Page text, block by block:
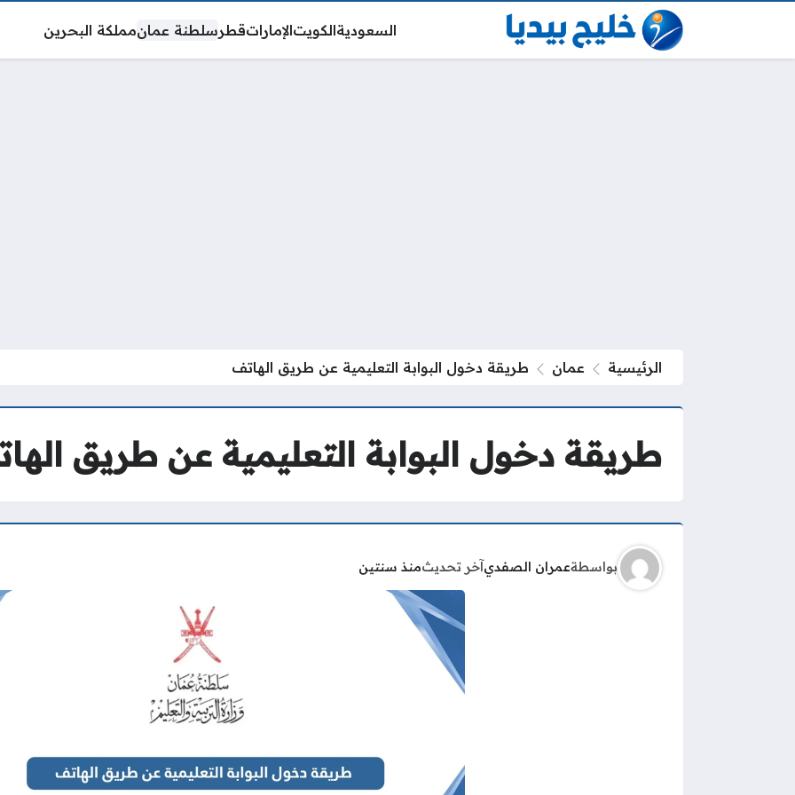
السعوديةالكويتالإماراتقطرسلطنة عمانمملكة البحرين
الرئيسية عمان طريقة دخول البوابة التعليمية عن طريق الهاتف
طريقة دخول البوابة التعليمية عن طريق
بواسطةعمران الصفدي آخر تحديثمنذ سنتين